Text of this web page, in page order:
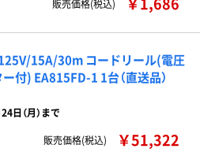
販売価格(税込)
15A/30m コードリール(電圧
付) EA815FD-1 1台（直送品）
日（月）まで
販売価格(税込) ￥51,322